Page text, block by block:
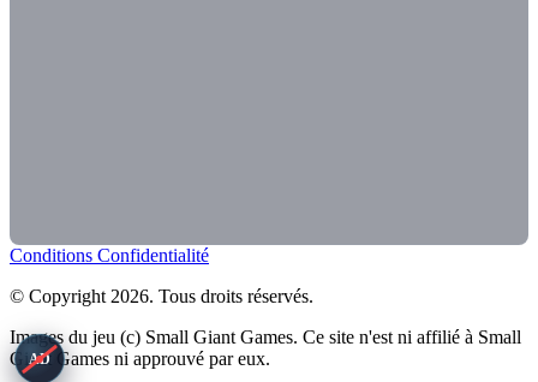
Conditions Confidentialité
© Copyright 2026. Tous droits réservés.
Images du jeu (c) Small Giant Games. Ce site n'est ni affilié à Small
Giant Games ni approuvé par eux.
AD